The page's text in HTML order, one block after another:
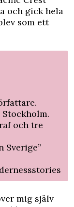
och gick hela
som ett
och tre
Sverige”
mig själv